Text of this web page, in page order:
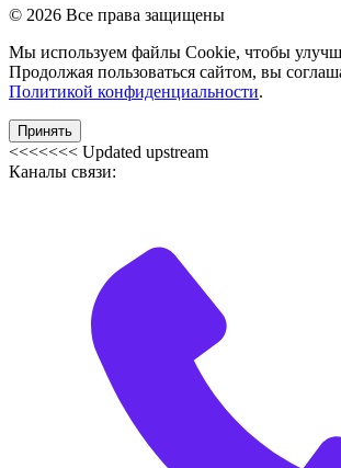
© 2026 Все права защищены
Мы используем файлы Cookie, чтобы
Продолжая пользоваться сайтом, вы
Политикой конфиденциальности.
Принять
<<<<<<< Updated upstream
Каналы связи: